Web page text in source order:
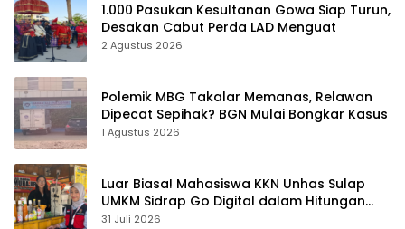
1.000 Pasukan Kesultanan Gowa Siap Turun,
Desakan Cabut Perda LAD Menguat
2 Agustus 2026
Polemik MBG Takalar Memanas, Relawan
Dipecat Sepihak? BGN Mulai Bongkar Kasus
1 Agustus 2026
Luar Biasa! Mahasiswa KKN Unhas Sulap
UMKM Sidrap Go Digital dalam Hitungan
Hari
31 Juli 2026